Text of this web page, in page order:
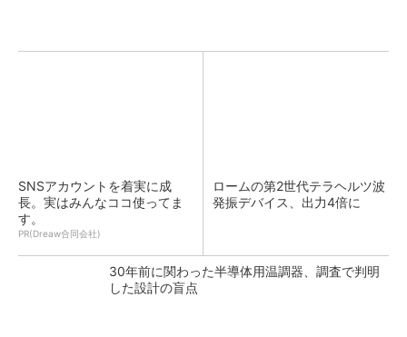
SNSアカウントを着実に成
長。実はみんなココ使ってま
す。
PR(Dreaw合同会社)
ロームの第2世代テラヘルツ波
発振デバイス、出力4倍に
30年前に関わった半導体用温調器、調査で判明
した設計の盲点